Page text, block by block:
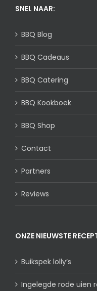
SNEL NAAR:
BBQ Blog
BBQ Cadeaus
BBQ Catering
BBQ Kookboek
BBQ Shop
Contact
Partners
Reviews
ONZE NIEUWSTE
Buikspek lolly’s
Ingelegde rode uien